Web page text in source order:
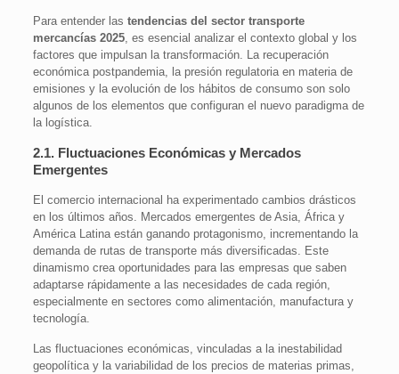
Para entender las tendencias del sector transporte
mercancías 2025, es esencial analizar el contexto global y los
factores que impulsan la transformación. La recuperación
económica postpandemia, la presión regulatoria en materia de
emisiones y la evolución de los hábitos de consumo son solo
algunos de los elementos que configuran el nuevo paradigma de
la logística.
2.1. Fluctuaciones Económicas y Mercados
Emergentes
El comercio internacional ha experimentado cambios drásticos
en los últimos años. Mercados emergentes de Asia, África y
América Latina están ganando protagonismo, incrementando la
demanda de rutas de transporte más diversificadas. Este
dinamismo crea oportunidades para las empresas que saben
adaptarse rápidamente a las necesidades de cada región,
especialmente en sectores como alimentación, manufactura y
tecnología.
Las fluctuaciones económicas, vinculadas a la inestabilidad
geopolítica y la variabilidad de los precios de materias primas,